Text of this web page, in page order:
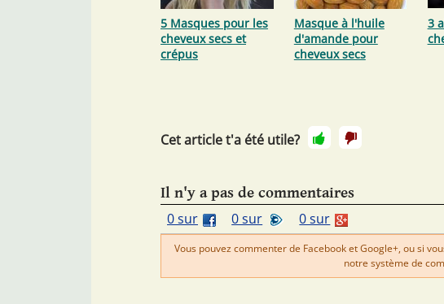
5 Masques pour les
cheveux secs et
crépus
Masque à l'huile
d'amande pour
cheveux secs
3
Cet article t'a été utile?
Il n'y a pas de commentaires
0 sur
0 sur 0 sur
Vous pouvez commenter de Facebook et Google+, ou si
notre système de